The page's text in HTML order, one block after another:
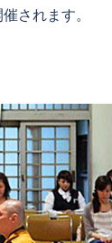
されます。